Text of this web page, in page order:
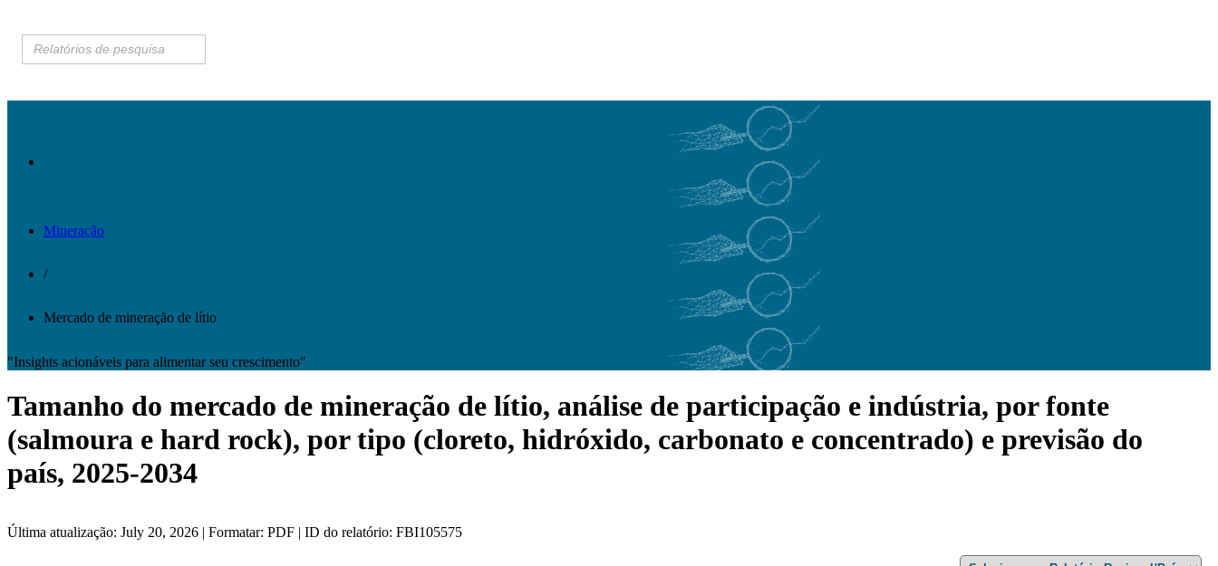
Mineração
/
Mercado de mineração de lítio
"Insights acionáveis ​​para alimentar seu crescimento"
Tamanho do mercado de mineração de lítio, análise de participação e indústria, por fonte
(salmoura e hard rock), por tipo (cloreto, hidróxido, carbonato e concentrado) e previsão do
país, 2025-2034
Última atualização: July 20, 2026 | Formatar: PDF | ID do relatório: FBI105575